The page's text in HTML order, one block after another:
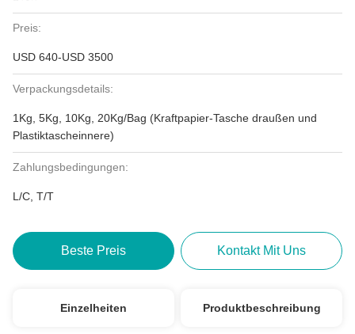
Preis:
USD 640-USD 3500
Verpackungsdetails:
1Kg, 5Kg, 10Kg, 20Kg/Bag (Kraftpapier-Tasche draußen und
Plastiktascheinnere)
Zahlungsbedingungen:
L/C, T/T
Beste Preis Kontakt Mit Uns
Einzelheiten Produktbeschreibung